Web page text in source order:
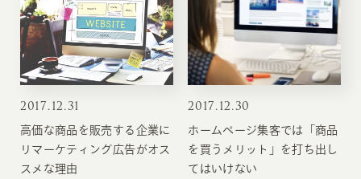
2017.12.31
高価な商品を販売する企業に
リマーケティング広告がオス
スメな理由
2017.12.30
ホームページ集客では「商品
を買うメリット」を打ち出し
てはいけない